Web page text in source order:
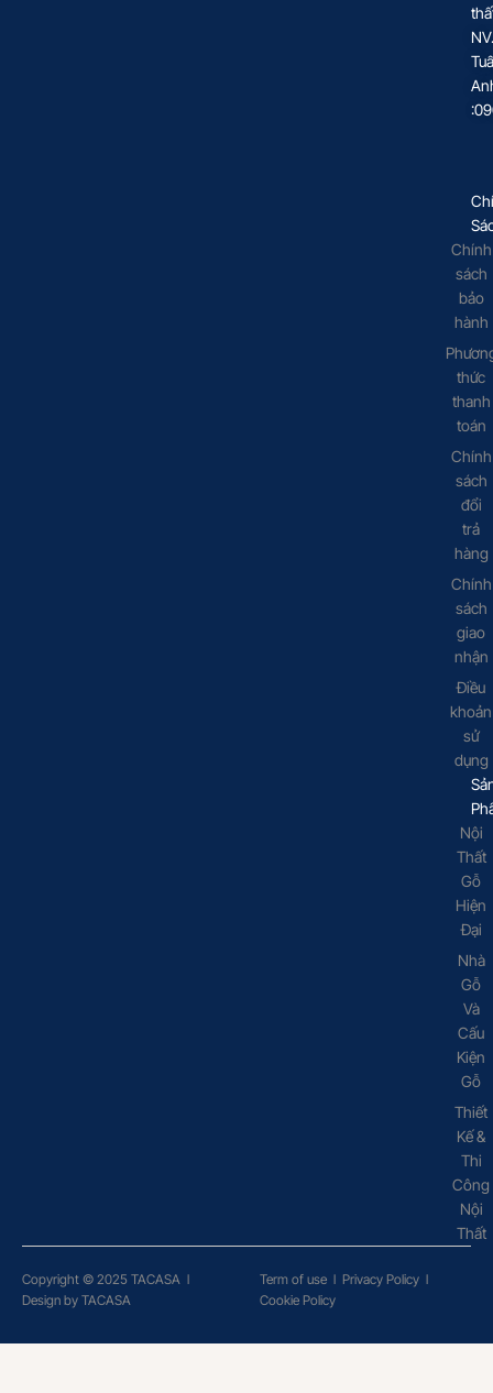
NV.
Chính
sách
bảo
hành
thức
thanh
toán
Chính
sách
đổi
trả
hàng
Chính
sách
giao
nhận
Điều
khoản
sử
dụng
Nội
Thất
Gỗ
Hiện
Đại
Nhà
Gỗ
Và
Cấu
Kiện
Gỗ
Thiết
Kế &
Thi
Công
Nội
Thất
Copyright © 2025 TACASA l
Design by TACASA
Term of use l Privacy Policy l
Cookie Policy